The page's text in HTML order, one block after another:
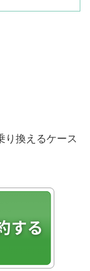
り換えるケース